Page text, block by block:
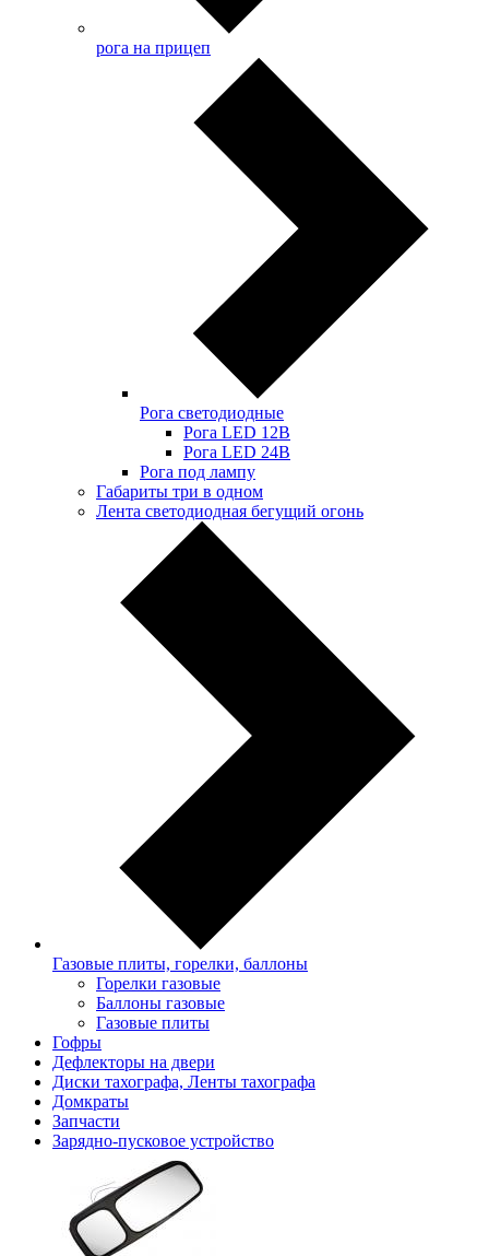
рога на прицеп
Рога светодиодные
Рога LED 12В
Рога LED 24В
Рога под лампу
Габариты три в одном
Лента светодиодная бегущий огонь
Газовые плиты, горелки, баллоны
Горелки газовые
Баллоны газовые
Газовые плиты
Гофры
Дефлекторы на двери
Диски тахографа, Ленты тахографа
Домкраты
Запчасти
Зарядно-пусковое устройство